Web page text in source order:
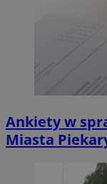
Ankiety w
Miasta